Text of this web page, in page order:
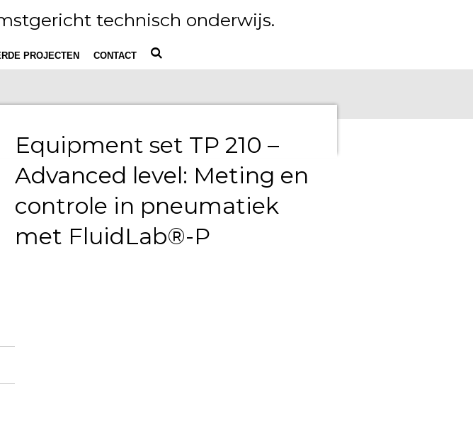
technisch onderwijs.
PROJECTEN CONTACT
Equipment set TP 210 –
Advanced level: Meting en
controle in pneumatiek
met FluidLab®-P